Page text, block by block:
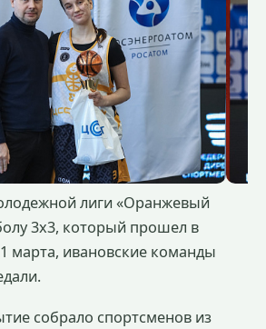
лиги «Оранжевый
3x3, который прошел в
марта, ивановские команды
собрало спортсменов из